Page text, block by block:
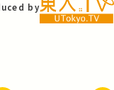
by